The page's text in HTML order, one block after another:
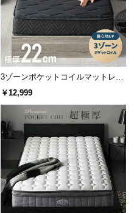
3ゾーンポケットコイルマットレス
厚さ22cm S ブラック
￥12,999